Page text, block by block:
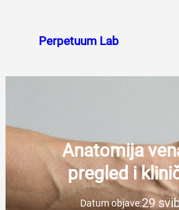
sadržajaPerpetuum Lab
Anatomija
pregled i
Datum objave:29